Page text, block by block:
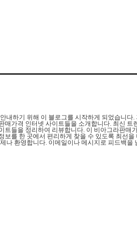
하기 위해 이 블로그를 시작하게 되었습니다
가격 인터넷 사이트들을 소개합니다. 최신 트
들을 정리하여 리뷰합니다. 이 비아그라판매
를 한 곳에서 편리하게 찾을 수 있도록 최선
환영합니다. 이메일이나 메시지로 피드백을